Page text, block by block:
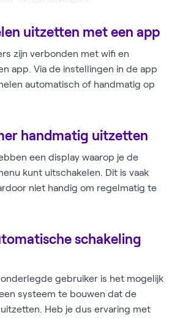
uitzetten met een app
zijn verbonden met wifi en
app. Via de instellingen in de app
automatisch of handmatig op
handmatig uitzetten
een display waarop je de
kunt uitschakelen. Dit is vaak
niet handig om regelmatig te
schakeling
gebruiker is het mogelijk
systeem te bouwen dat de
Heb je dus ervaring met